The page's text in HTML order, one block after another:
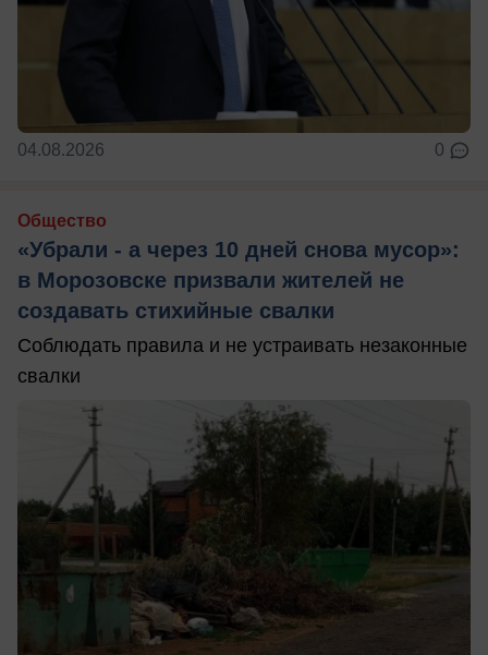
04.08.2026 0
Общество
«Убрали - а через 10 дней снова мусор»:
в Морозовске призвали жителей не
создавать стихийные свалки
Соблюдать правила и не устраивать незаконные
свалки